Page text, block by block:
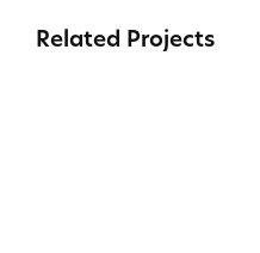
Related Projects
Appointed